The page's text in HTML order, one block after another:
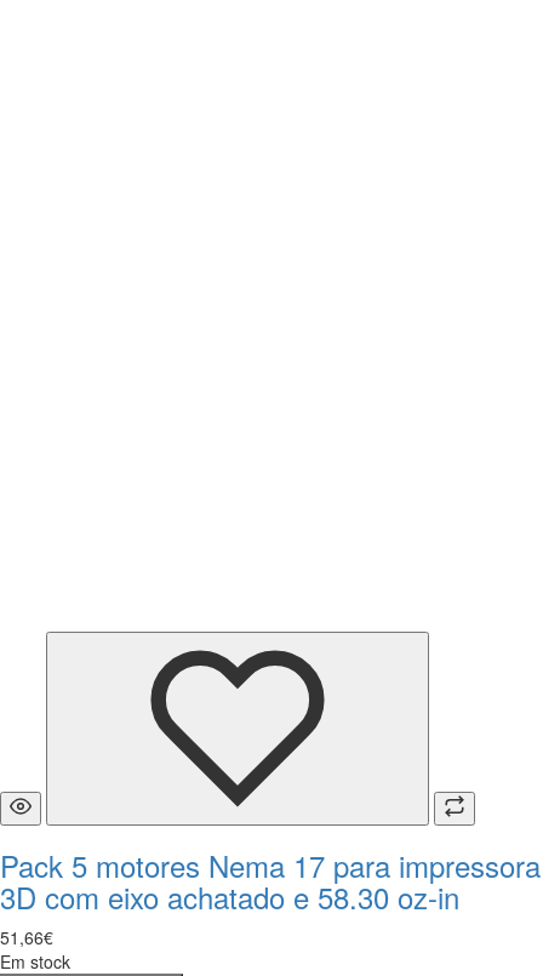
Pack 5 motores Nema 17 para impressora
3D com eixo achatado e 58.30 oz-in
51 ,66€
Em stock